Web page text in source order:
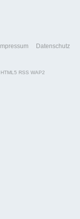
Impressum Datenschutz
HTML5 RSS WAP2